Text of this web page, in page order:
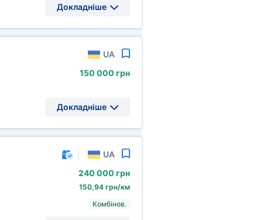
Докладніше
UA
150 000 грн
Докладніше
UA
240 000 грн
150,94 грн/км
Комбінов.